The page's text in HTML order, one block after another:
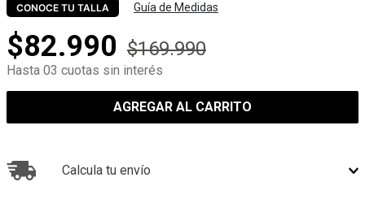
CONOCE TU TALLA Guía de Medidas
$82.990 $169.990
Hasta 03 cuotas sin interés
AGREGAR AL CARRITO
Calcula tu envío